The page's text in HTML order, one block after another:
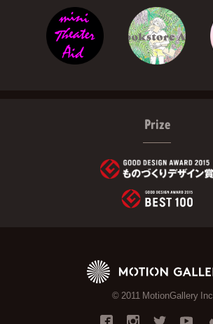
Prize
© 2011 MotionGallery Inc.